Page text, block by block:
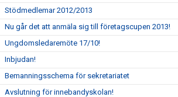
Stödmedlemar 2012/2013
Nu går det att anmäla sig till företagscupen 2013!
Ungdomsledaremöte 17/10!
Inbjudan!
Bemanningsschema för sekretariatet
Avslutning för innebandyskolan!